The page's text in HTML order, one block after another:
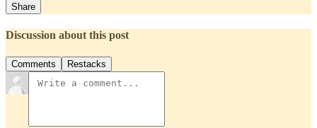
Share
Discussion about this post
Comments Restacks